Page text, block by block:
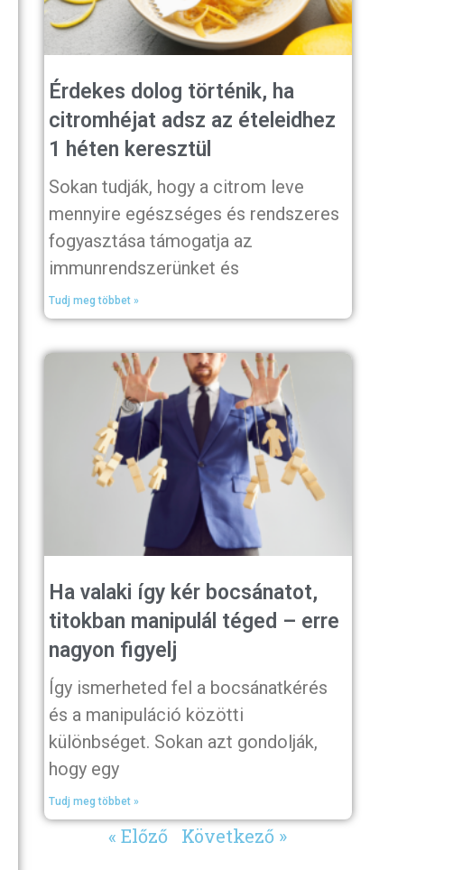
Érdekes dolog történik, ha
citromhéjat adsz az ételeidhez
1 héten keresztül
Sokan tudják, hogy a citrom leve
mennyire egészséges és rendszeres
fogyasztása támogatja az
immunrendszerünket és
Tudj meg többet »
Ha valaki így kér bocsánatot,
titokban manipulál téged – erre
nagyon figyelj
Így ismerheted fel a bocsánatkérés
és a manipuláció közötti
különbséget. Sokan azt gondolják,
hogy egy
Tudj meg többet »
« Előző Következő »